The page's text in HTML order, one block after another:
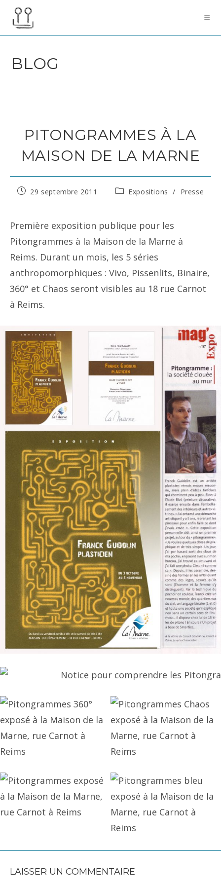
content
BLOG
PITONGRAMMES À LA
MAISON DE LA MARNE
Publication
29 septembre 2011
PostExpositions / Presse
Première exposition publique pour les
Pitongrammes à la Maison de la Marne à
Reims. Durant un mois, les 5 séries
anthropomorphiques : Vivo, Pissenlits, Binaire,
360° et Chaos seront visibles au 18 rue Carnot
à Reims.
LAISSER UN COMMENTAIRE